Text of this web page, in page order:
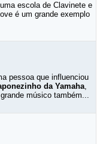
escola de Clavinete e
é um grande exemplo
pessoa que influenciou
da Yamaha,
músico também...